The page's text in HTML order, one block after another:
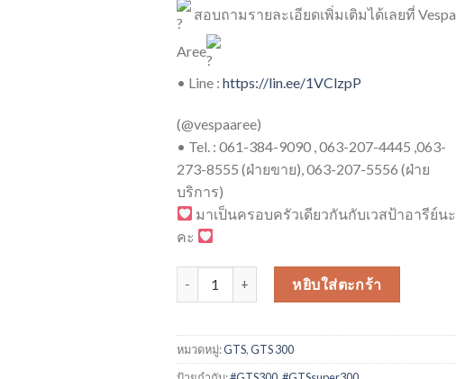
สอบถามรายละเอียดเพิ่มเติมได้เลยที่ Vespa
Aree
• Line : https://lin.ee/1VClzpP
(@vespaaree)
• Tel. : 061-384-9090 , 063-207-4445 ,063-
273-8555 (ฝ่ายขาย), 063-207-5556 (ฝ่าย
บริการ)
มาเป็นครอบครัวเดียวกันกับเวสป้าอารีย์นะ
คะ
จำนวน GTS 300 HPE ชิ้นหยิบใส่ตะกร้า
หมวดหมู่:GTS,GTS 300